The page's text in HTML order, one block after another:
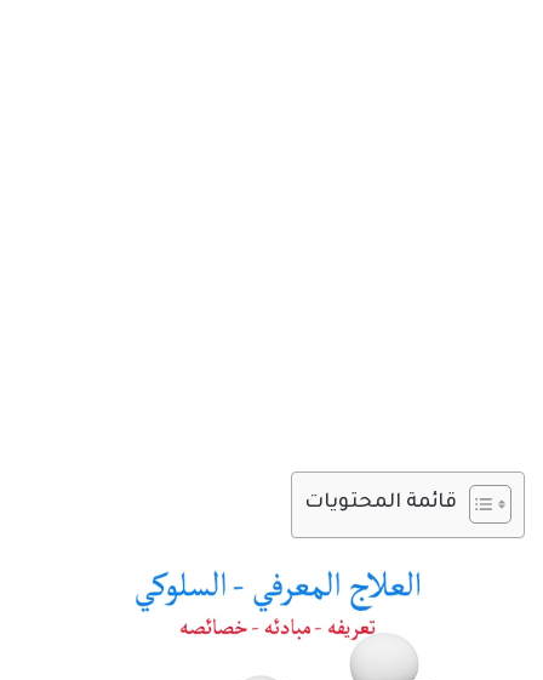
قائمة المحتويات